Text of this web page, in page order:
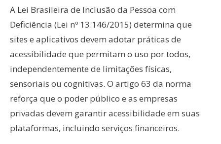
A Lei Brasileira de Inclusão da Pessoa com
Deficiência (Lei nº 13.146/2015) determina que
sites e aplicativos devem adotar práticas de
acessibilidade que permitam o uso por todos,
independentemente de limitações físicas,
sensoriais ou cognitivas. O artigo 63 da norma
reforça que o poder público e as empresas
privadas devem garantir acessibilidade em suas
plataformas, incluindo serviços financeiros.